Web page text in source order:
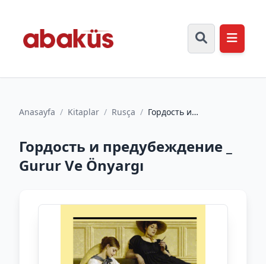
Anasayfa / Kitaplar / Rusça / Гордость и
Гордость и предубеждение _
Gurur Ve Önyargı